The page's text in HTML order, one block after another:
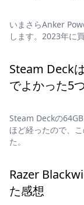
いまさらAnker
します。2023年に
Steam Deck
でよかった5
Steam Deckの
ほど経ったので、
た。
Razer
た感想